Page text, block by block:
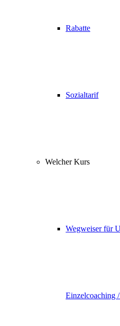
Rabatte
Sozialtarif
Welcher Kurs
Wegweiser für
Einzelcoaching